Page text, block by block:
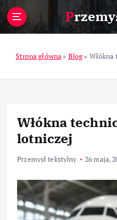
Strona główna » Blog»
Włókna
lotniczej
Przemysł tekstylny 26 maja,